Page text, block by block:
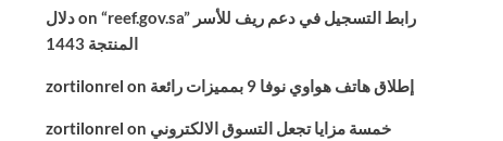
دلالon “reef.gov.sa” رابط التسجيل في دعم ريف للأسر
المنتجة 1443
zortilonrel on إطلاق هاتف هواوي نوفا 9 بمميزات رائعة
zortilonrel on خمسة مزايا تجعل التسوق الالكتروني